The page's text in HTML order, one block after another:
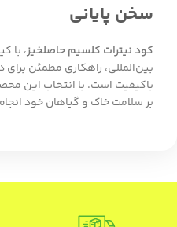
سخن پایانی
کود نیترات کلسیم حاصلخیز، با
بین‌المللی، راهکاری مطمئن
باکیفیت است. با انتخاب این
بر سلامت خاک و گیاهان خود